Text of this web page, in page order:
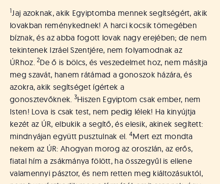
á
t
u
s
o
k
e
-
L
a
p
j
a
1Jaj azoknak, akik Egyiptomba mennek segítségért, akik
lovakban reménykednek! A harci kocsik tömegében
bíznak, és az abba fogott lovak nagy erejében; de nem
tekintenek Izráel Szentjére, nem folyamodnak az
ÚRhoz.2De ő is bölcs, és veszedelmet hoz, nem másítja
meg szavát, hanem rátámad a gonoszok házára, és
azokra, akik segítséget ígértek a
gonosztevőknek. 3Hiszen Egyiptom csak ember, nem
Isten! Lova is csak test, nem pedig lélek! Ha kinyújtja
kezét az ÚR, elbukik a segítő, és elesik, akinek segített:
mindnyájan együtt pusztulnak el. 4Mert ezt mondta
nekem az ÚR: Ahogyan morog az oroszlán, az erős,
fiatal hím a zsákmánya fölött, ha összegyűl is ellene
valamennyi pásztor, és nem retten meg kiáltozásuktól,